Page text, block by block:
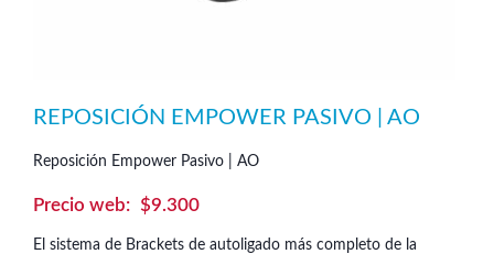
REPOSICIÓN EMPOWER PASIVO | AO
Reposición Empower Pasivo | AO
$9.300
El sistema de Brackets de autoligado más completo de la